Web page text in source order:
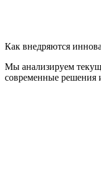
Как внедряются
Мы анализируем
современные решения